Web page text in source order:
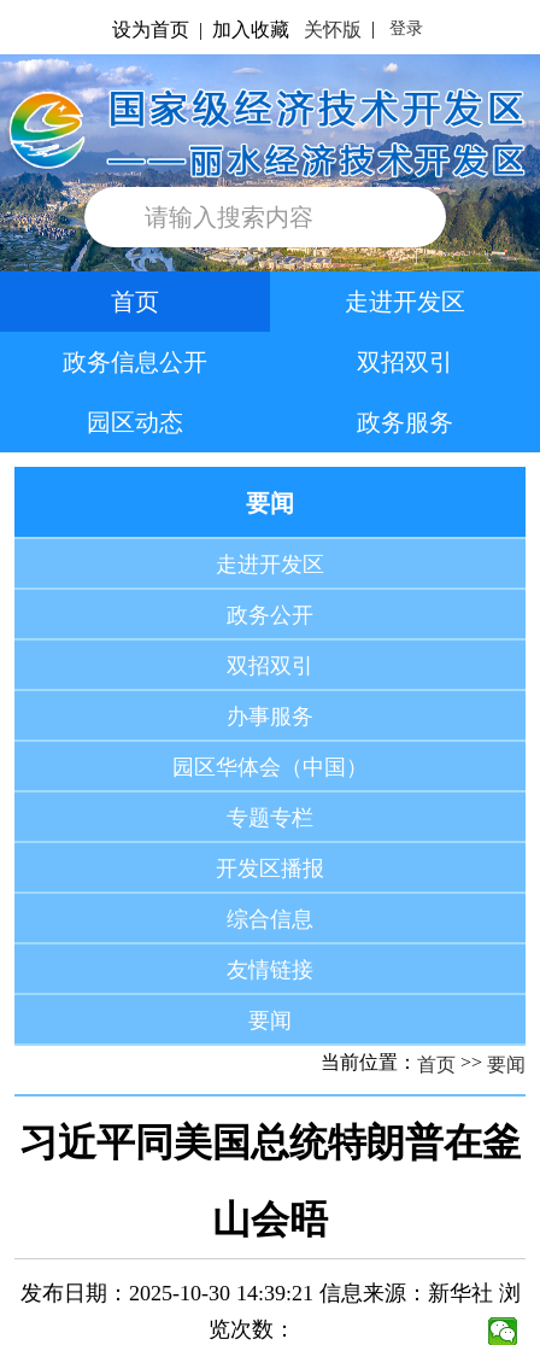
设为首页 | 加入收藏 关怀版 | 登录
首页 走进开发区
政务信息公开 双招双引
园区动态 政务服务
要闻
走进开发区
政务公开
双招双引
办事服务
园区华体会（中国）
专题专栏
开发区播报
综合信息
友情链接
要闻
当前位置： 首页 >> 要闻
习近平同美国总统特朗普在釜
山会晤
发布日期：2025-10-30 14:39:21 信息来源：新华社 浏
览次数：